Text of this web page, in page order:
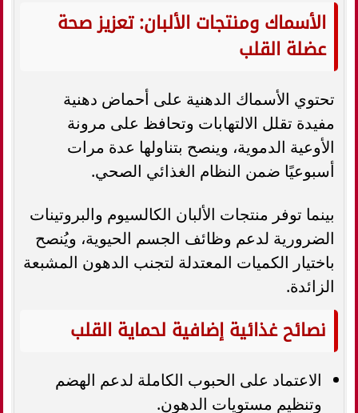
الأسماك ومنتجات الألبان: تعزيز صحة
عضلة القلب
تحتوي الأسماك الدهنية على أحماض دهنية
مفيدة تقلل الالتهابات وتحافظ على مرونة
الأوعية الدموية، وينصح بتناولها عدة مرات
أسبوعيًا ضمن النظام الغذائي الصحي.
بينما توفر منتجات الألبان الكالسيوم والبروتينات
الضرورية لدعم وظائف الجسم الحيوية، ويُنصح
باختيار الكميات المعتدلة لتجنب الدهون المشبعة
الزائدة.
نصائح غذائية إضافية لحماية القلب
الاعتماد على الحبوب الكاملة لدعم الهضم
وتنظيم مستويات الدهون.